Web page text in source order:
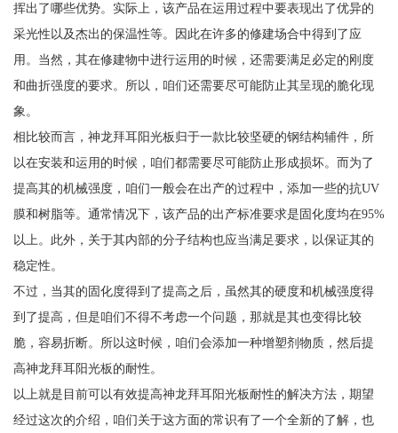
挥出了哪些优势。实际上，该产品在运用过程中要表现出了优异的
采光性以及杰出的保温性等。因此在许多的修建场合中得到了应
用。当然，其在修建物中进行运用的时候，还需要满足必定的刚度
和曲折强度的要求。所以，咱们还需要尽可能防止其呈现的脆化现
象。
相比较而言，神龙拜耳阳光板归于一款比较坚硬的钢结构辅件，所
以在安装和运用的时候，咱们都需要尽可能防止形成损坏。而为了
提高其的机械强度，咱们一般会在出产的过程中，添加一些的抗UV
膜和树脂等。通常情况下，该产品的出产标准要求是固化度均在95%
以上。此外，关于其内部的分子结构也应当满足要求，以保证其的
稳定性。
不过，当其的固化度得到了提高之后，虽然其的硬度和机械强度得
到了提高，但是咱们不得不考虑一个问题，那就是其也变得比较
脆，容易折断。所以这时候，咱们会添加一种增塑剂物质，然后提
高神龙拜耳阳光板的耐性。
以上就是目前可以有效提高神龙拜耳阳光板耐性的解决方法，期望
经过这次的介绍，咱们关于这方面的常识有了一个全新的了解，也